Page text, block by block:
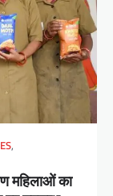
,
महिलाओं का